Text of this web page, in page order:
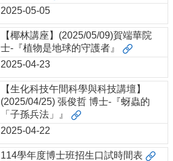
2025-05-05
【椰林講座】(2025/05/09)賀端華院
士-『植物是地球的守護者』
2025-04-23
【生化科技午間科學與科技講壇】
(2025/04/25) 張俊哲 博士-『蚜蟲的
「子孫兵法」』
2025-04-22
114學年度博士班招生口試時間表